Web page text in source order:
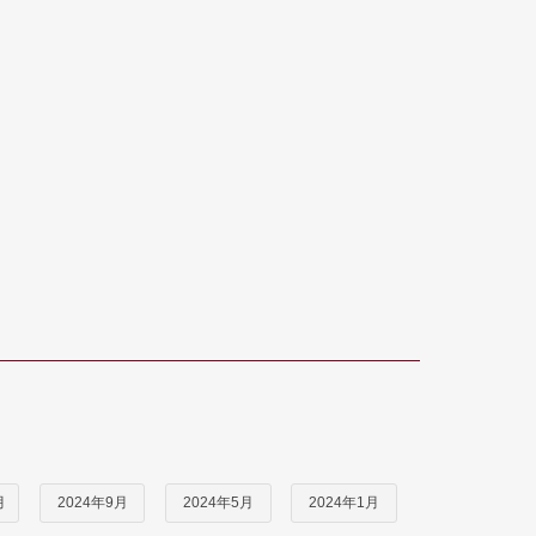
2024年9月 2024年5月 2024年1月